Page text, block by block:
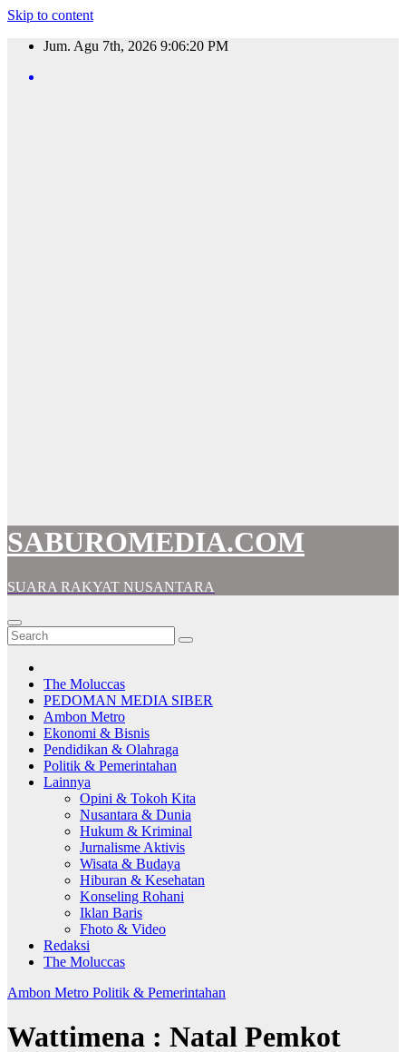
Skip to content
Jum. Agu 7th, 2026 9:06:21 PM
SABUROMEDIA.COM
SUARA RAKYAT NUSANTARA
The Moluccas
PEDOMAN MEDIA SIBER
Ambon Metro
Ekonomi & Bisnis
Pendidikan & Olahraga
Politik & Pemerintahan
Lainnya
Opini & Tokoh Kita
Nusantara & Dunia
Hukum & Kriminal
Jurnalisme Aktivis
Wisata & Budaya
Hiburan & Kesehatan
Konseling Rohani
Iklan Baris
Fhoto & Video
Redaksi
The Moluccas
Ambon Metro Politik & Pemerintahan
Wattimena : Natal Pemkot